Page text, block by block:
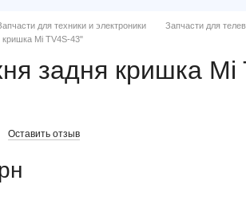
для техники и электроники Запчасти для
кришка Mi TV4S-43"
задня кришка Mi
Оставить отзыв